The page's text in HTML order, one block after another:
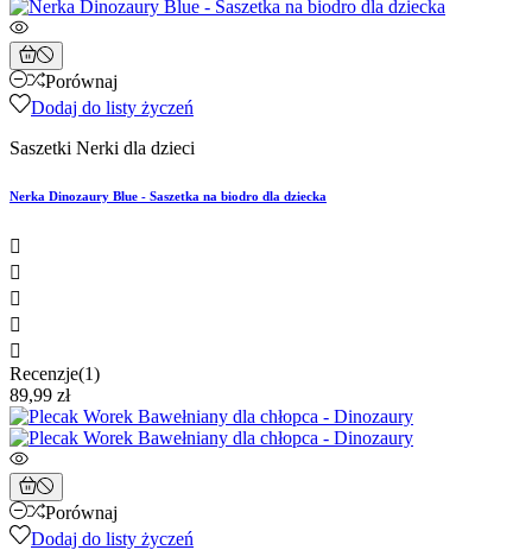
Porównaj
Dodaj do listy życzeń
Saszetki Nerki dla dzieci
Nerka Dinozaury Blue - Saszetka na biodro dla dziecka





Recenzje(1)
89,99 zł
Porównaj
Dodaj do listy życzeń